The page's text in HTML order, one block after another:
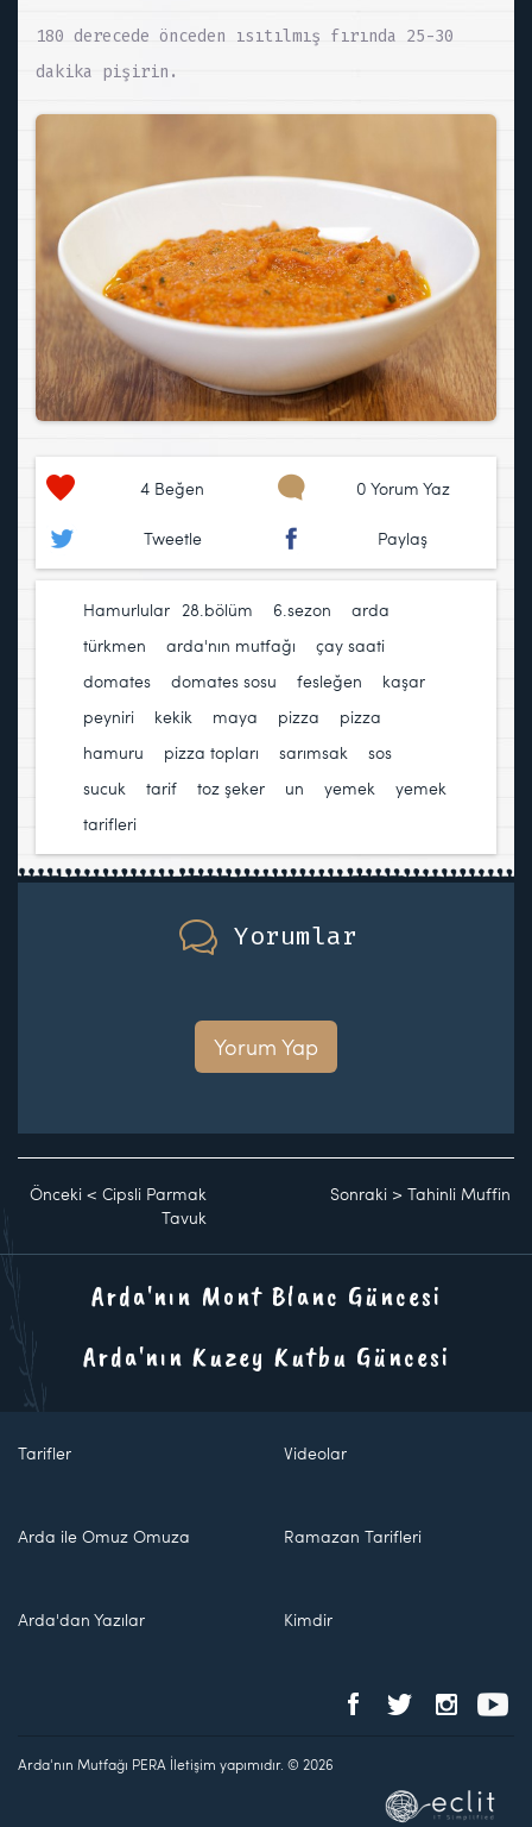
180 derecede önceden ısıtılmış fırında 25-30
dakika pişirin.
4 Beğen 0 Yorum Yaz
Tweetle Paylaş
Hamurlular 28.bölüm 6.sezon
arda
türkmen
arda'nın mutfağı çay saati
domates
domates sosu fesleğen
kaşar
peyniri
kekik maya pizza
pizza
hamuru
pizza topları sarımsak sos
sucuk
tarif toz şeker un yemek
yemek
tarifleri
Yorumlar
Yorum Yap
Önceki < Cipsli Parmak
Tavuk
Sonraki >Tahinli Muffin
Arda'nın Mont Blanc Güncesi
Arda'nın Kuzey Kutbu Güncesi
Tarifler Videolar
Arda ile Omuz Omuza Ramazan Tarifleri
Arda'dan Yazılar Kimdir
Arda'nın Mutfağı PERA İletişim yapımıdır. © 2026